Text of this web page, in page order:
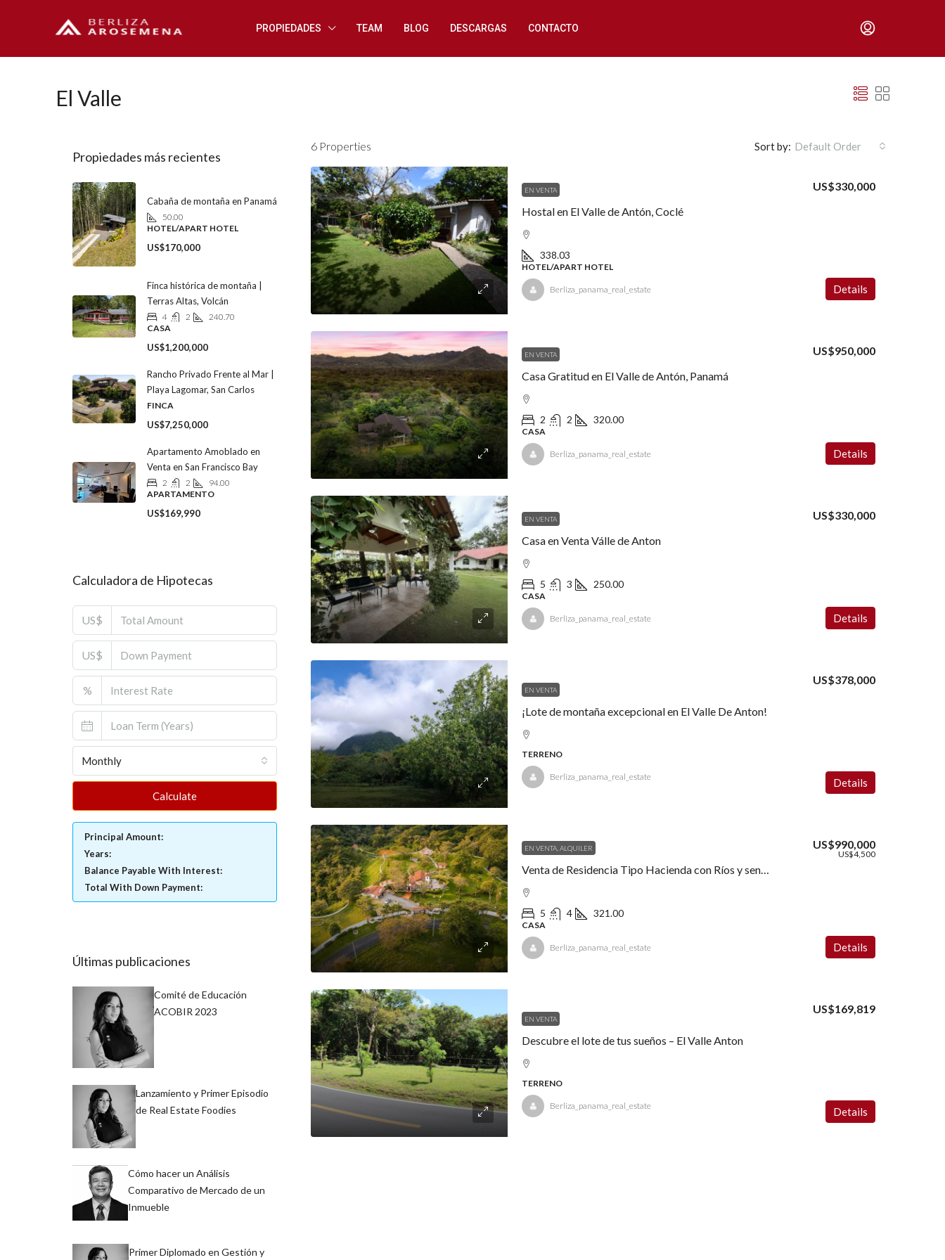
PROPIEDADES TEAM BLOG DESCARGAS CONTACTO
El Valle
6 Properties Sort by: Default Order
EN VENTA
Hostal en El Valle de Antón, Coclé
US$330,000
338.03
HOTEL/APART HOTEL
Details
Berliza_panama_real_estate
EN VENTA
Casa Gratitud en El Valle de Antón, Panamá
US$950,000
2 2 320.00
CASA
Details
Berliza_panama_real_estate
EN VENTA
Casa en Venta Válle de Anton
US$330,000
5 3 250.00
CASA
Details
Berliza_panama_real_estate
EN VENTA
¡Lote de montaña excepcional en El Valle De Anton!
US$378,000
TERRENO
Details
Berliza_panama_real_estate
EN VENTA, ALQUILER
Venta de Residencia Tipo Hacienda con Ríos y senderos vía al Valle de Antón
US$990,000
US$4,500
5 4 321.00
CASA
Details
Berliza_panama_real_estate
EN VENTA
Descubre el lote de tus sueños – El Valle Anton
US$169,819
TERRENO
Details
Berliza_panama_real_estate
Propiedades más recientes
Cabaña de montaña en Panamá
50.00
HOTEL/APART HOTEL
US$170,000
Finca histórica de montaña |
Terras Altas, Volcán
4 2
240.70
CASA
US$1,200,000
Rancho Privado Frente al Mar |
Playa Lagomar, San Carlos
FINCA
US$7,250,000
Apartamento Amoblado en
Venta en San Francisco Bay
2 2
94.00
APARTAMENTO
US$169,990
Calculadora de Hipotecas
US$
US$
%
Monthly
Calculate
Principal Amount:
Years:
Balance Payable With Interest:
Total With Down Payment:
Últimas publicaciones
Comité de Educación
ACOBIR 2023
Lanzamiento y Primer Episodio
de Real Estate Foodies
Cómo hacer un Análisis
Comparativo de Mercado de un
Inmueble
Primer Diplomado en Gestión y